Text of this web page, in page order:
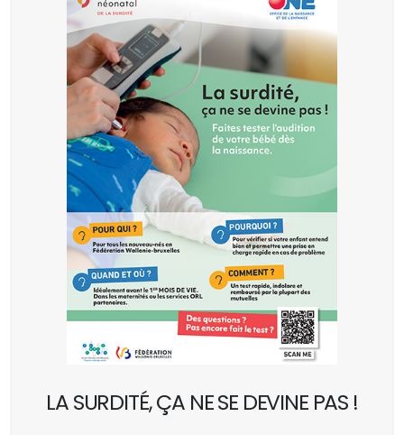
LA SURDITÉ, ÇA NE SE DEVINE PAS !